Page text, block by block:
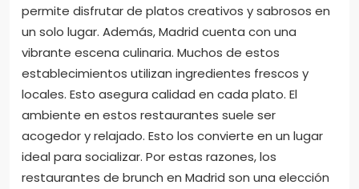
permite disfrutar de platos creativos y sabrosos en
un solo lugar. Además, Madrid cuenta con una
vibrante escena culinaria. Muchos de estos
establecimientos utilizan ingredientes frescos y
locales. Esto asegura calidad en cada plato. El
ambiente en estos restaurantes suele ser
acogedor y relajado. Esto los convierte en un lugar
ideal para socializar. Por estas razones, los
restaurantes de brunch en Madrid son una elección